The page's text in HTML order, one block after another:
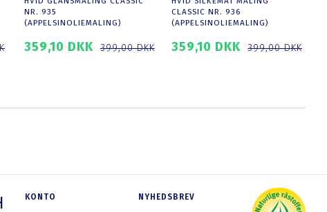
NR. 935
(APPELSINOLIEMALING)
359,10 DKK 399,00 DKK
CLASSIC NR. 936
(APPELSINOLIEMALING)
359,10 DKK 399,00 DKK
KONTO NYHEDSBREV